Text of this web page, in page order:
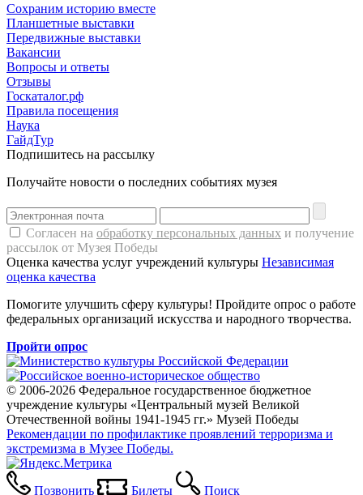
Сохраним историю вместе
Планшетные выставки
Передвижные выставки
Вакансии
Вопросы и ответы
Отзывы
Госкаталог.рф
Правила посещения
Наука
ГайдТур
Подпишитесь на рассылку
Получайте новости о последних событиях музея
Согласен на обработку персональных данных и получение
рассылок от Музея Победы
Оценка качества услуг учреждений культуры Независимая
оценка качества
Помогите улучшить сферу культуры! Пройдите опрос о работе
федеральных организаций искусства и народного творчества.
Пройти опрос
© 2006-2026 Федеральное государственное бюджетное
учреждение культуры «Центральный музей Великой
Отечественной войны 1941-1945 гг.» Музей Победы
Рекомендации по профилактике проявлений терроризма и
экстремизма в Музее Победы.
Позвонить Билеты Поиск